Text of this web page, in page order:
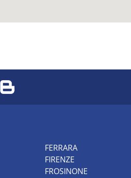
FERRARA
FIRENZE
FROSINONE